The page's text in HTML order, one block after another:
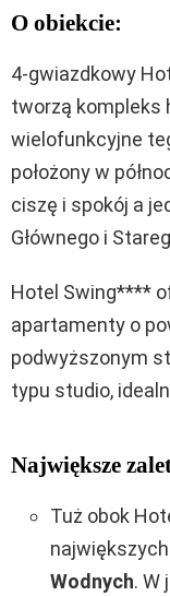
O obiekcie:
4-gwiazdkowy
tworzą kompleks
wielofunkcyjne
położony w
ciszę i spokój a
Głównego i
Hotel Swing****
apartamenty o
podwyższonym
typu studio,
Największe
Tuż obok
Wodnych. W